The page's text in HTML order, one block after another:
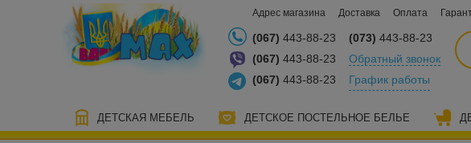
Адрес магазина Доставка Оплата
(067) 443-88-23
(067) 443-88-23
(067) 443-88-23
(073) 443-88-23
Обратный звонок
График работы
ДЕТСКАЯ МЕБЕЛЬ ДЕТСКОЕ ПОСТЕЛЬНОЕ БЕЛЬЕ